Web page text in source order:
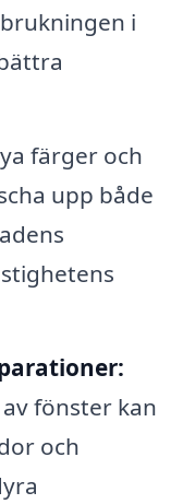
i
färger och
upp både
fönster kan
och